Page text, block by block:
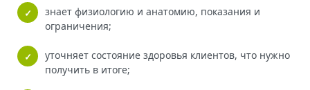
знает физиологию и анатомию, показания и
ограничения;
уточняет состояние здоровья клиентов, что нужно
получить в итоге;